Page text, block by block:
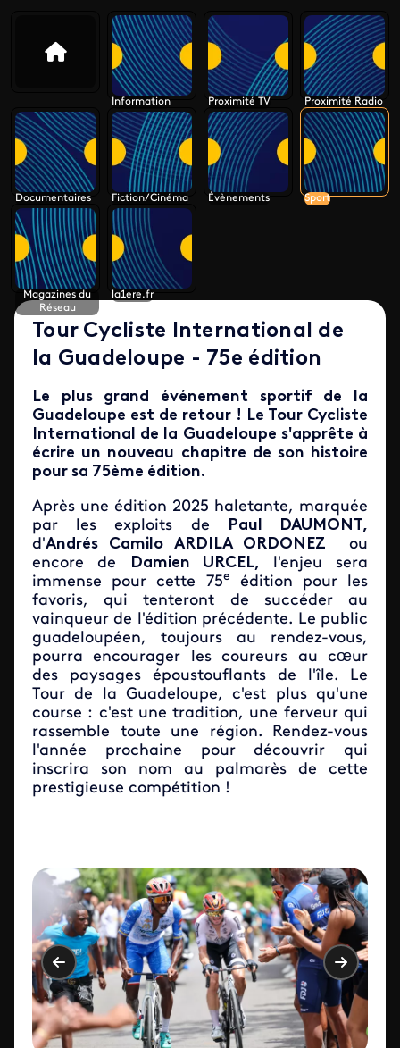
Information Proximité TV Proximité Radio
Documentaires Fiction/Cinéma Évènements Sport
Magazines du
Réseau
la1ere.fr
Tour Cycliste International de
la Guadeloupe - 75e édition
Le plus grand événement sportif de la
Guadeloupe est de retour ! Le Tour Cycliste
International de la Guadeloupe s'apprête à
écrire un nouveau chapitre de son histoire
pour sa 75ème édition.
Après une édition 2025 haletante, marquée
par les exploits de
Paul DAUMONT,
d'Andrés Camilo ARDILA ORDONEZ ou
encore de
Damien URCEL, l'enjeu sera
immense pour cette 75e
édition pour les
favoris, qui tenteront de succéder au
vainqueur de l'édition précédente. Le public
guadeloupéen, toujours au rendez-vous,
pourra encourager les coureurs au cœur
des paysages époustouflants de l'île. Le
Tour de la Guadeloupe, c'est plus qu'une
course : c'est une tradition, une ferveur qui
rassemble toute une région. Rendez-vous
l'année prochaine pour découvrir qui
inscrira son nom au palmarès de cette
prestigieuse compétition !